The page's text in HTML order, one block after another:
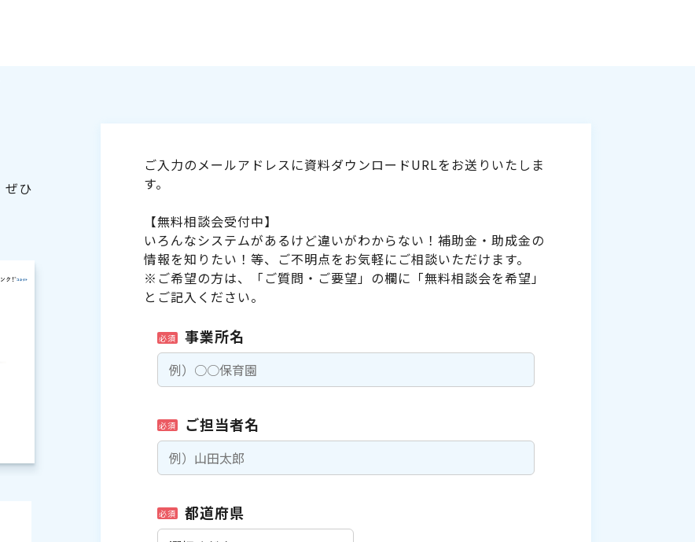
ぜひ
ご入力のメールアドレスに資料ダウンロードURLをお送りいたしま
す。
【無料相談会受付中】
いろんなシステムがあるけど違いがわからない！補助金・助成金の
情報を知りたい！等、ご不明点をお気軽にご相談いただけます。
※ご希望の方は、「ご質問・ご要望」の欄に「無料相談会を希望」
とご記入ください。
必須 事業所名
必須 ご担当者名
必須 都道府県